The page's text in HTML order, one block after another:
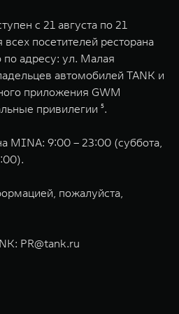
с 21 августа по 21
посетителей ресторана
адресу: ул. Малая
автомобилей TANK и
приложения GWM
привилегии ⁵.
MINA: 9:00 – 23:00 (суббота,
пожалуйста,
PR@tank.ru